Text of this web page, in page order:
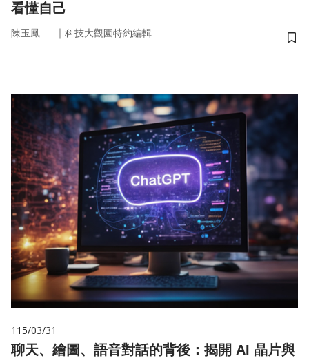
看懂自己
陳玉鳳 ｜ 科技大觀園特約編輯
儲
115/03/31
聊天、繪圖、語音對話的背後：揭開 AI 晶片與